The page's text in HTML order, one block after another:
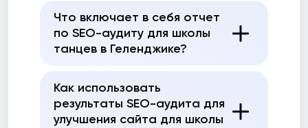
Что включает в себя отчет
по SEO-аудиту для школы
танцев в Геленджике?
Как использовать
результаты SEO-аудита для
улучшения сайта для школы